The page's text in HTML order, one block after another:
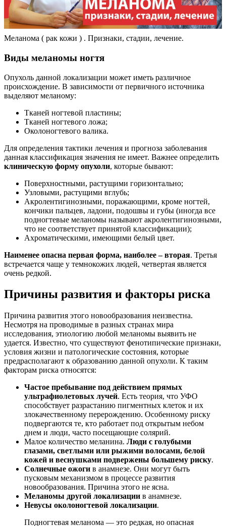
Меланома ( рак кожи ) . Признаки, стадии, лечение.
Виды меланомы ногтя
Опухоль данной локализации может иметь различное
происхождение. В зависимости от первичного источника
выделяют меланому:
Тканей ногтевой пластины;
Тканей ногтевого ложа;
Околоногтевого валика.
Для определения тактики лечения и прогноза заболевания
данная классификация значения не имеет. Важнее определить
клиническую форму опухоли, которые бывают:
Поверхностными, растущими горизонтально;
Узловыми, растущими вглубь;
Акролентигинозными, поражающими, кроме ногтей,
кончики пальцев, ладони, подошвы и губы (иногда все
подногтевые меланомы называют акролентигинозными,
что не соответствует принятой классификации);
Ахроматическими, имеющими белый цвет.
Наименее опасна первая форма, наиболее – вторая. Третья
встречается чаще у темнокожих людей, четвертая является
очень редкой.
Причины развития и факторы риска
Причина развития этого новообразования неизвестна.
Несмотря на проводимые в разных странах мира
исследования, этиологию любой меланомы выявить не
удается. Известно, что существуют фенотипические признаки,
условия жизни и патологические состояния, которые
предрасполагают к образованию данной опухоли. К таким
факторам риска относятся:
Частое пребывание под действием прямых
ультрафиолетовых лучей. Есть теория, что УФО
способствует разрастанию пигментных клеток и их
злокачественному перерождению. Особенному риску
подвергаются те, кто работает под открытым небом
днем и люди, часто посещающие солярий.
Малое количество меланина. Люди с голубыми
глазами, светлыми или рыжими волосами, белой
кожей и веснушками подвержены большему риску.
Солнечные ожоги в анамнезе. Они могут быть
пусковым механизмом в процессе развития
новообразования. Причина этого не ясна.
Меланомы другой локализации в анамнезе.
Невусы околоногтевой локализации.
Подногтевая меланома — это редкая, но опасная